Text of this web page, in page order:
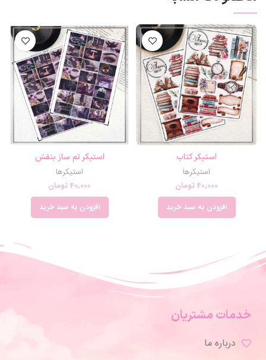
استیکر کتاب
استیکرها
40,000تومان
افزودن به سبد خرید
استیکر تم ساز بنفش
استیکرها
40,000تومان
افزودن به سبد خرید
خدمات مشتریان
درباره ما